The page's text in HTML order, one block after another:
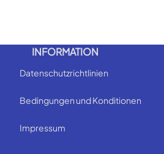
INFORMATION
Datenschutzrichtlinien
Bedingungen und Konditionen
Impressum